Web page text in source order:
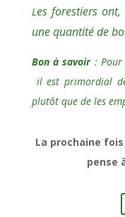
Les forestiers
une quantité de
Bon à savoir: Pour
il est primordial
plutôt que de les
La prochaine
pense